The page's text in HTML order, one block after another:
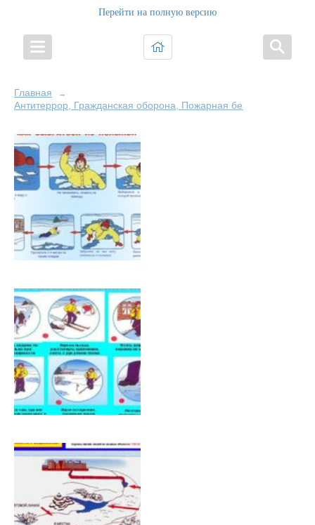
Перейти на полную версию
Главная →
Антитеррор, Гражданская оборона, Пожарная безопасность и